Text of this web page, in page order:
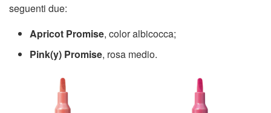
seguenti due:
Apricot Promise, color albicocca;
Pink(y) Promise, rosa medio.